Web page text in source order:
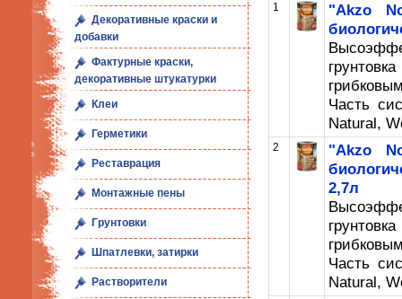
Декоративные краски и
добавки
Фактурные краски,
декоративные штукатурки
Клеи
Герметики
Реставрация
Монтажные пены
Грунтовки
Шпатлевки, затирки
Растворители
1
"Akzo
Часть
Natural,
2
"Akzo
2,7л
Часть
Natural,